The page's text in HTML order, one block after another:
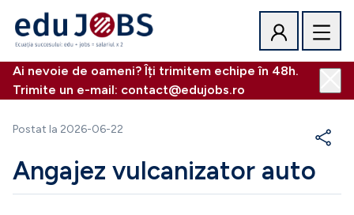
Ai nevoie de oameni? Îți trimitem echipe în 48h.
Trimite un e-mail: contact@edujobs.ro
Postat la 2026-06-22
Angajez vulcanizator auto